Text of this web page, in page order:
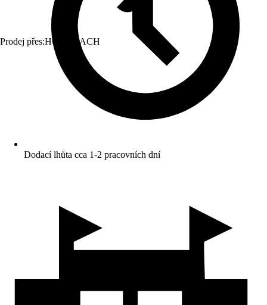
Prodej přes:HORNBACH
Dodací lhůta cca 1-2 pracovních dní